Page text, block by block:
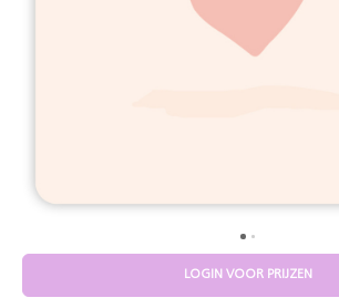
LOGIN VOOR PRIJZEN